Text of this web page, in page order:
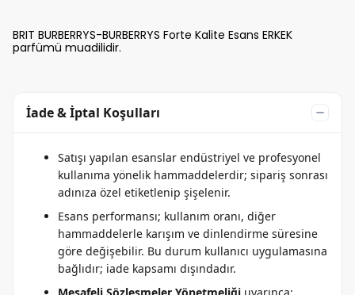
BRIT BURBERRYS-BURBERRYS Forte Kalite Esans ERKEK
parfümü muadilidir.
İade & İptal Koşulları
Satışı yapılan esanslar endüstriyel ve profesyonel
kullanıma yönelik hammaddelerdir; sipariş sonrası
adınıza özel etiketlenip şişelenir.
Esans performansı; kullanım oranı, diğer
hammaddelerle karışım ve dinlendirme süresine
göre değişebilir. Bu durum kullanıcı uygulamasına
bağlıdır; iade kapsamı dışındadır.